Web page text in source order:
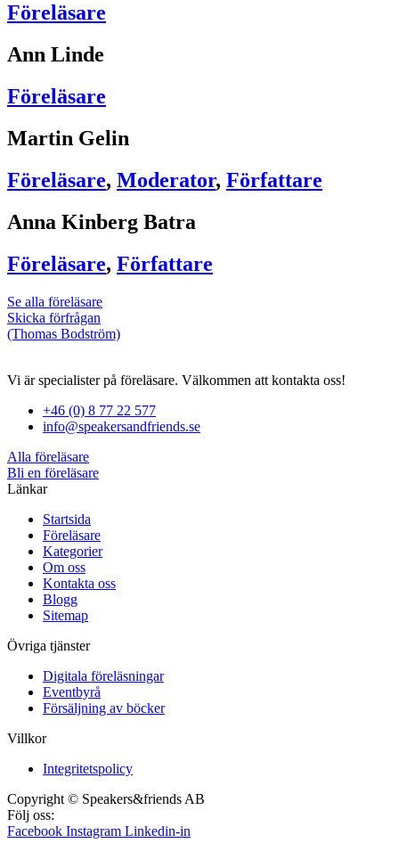
Föreläsare
Ann Linde
Föreläsare
Martin Gelin
Föreläsare, Moderator, Författare
Anna Kinberg Batra
Föreläsare, Författare
Se alla föreläsare
Skicka förfrågan
(Thomas Bodström)
Vi är specialister på föreläsare. Välkommen att kontakta oss!
+46 (0) 8 77 22 577
info@speakersandfriends.se
Alla föreläsare
Bli en föreläsare​
Länkar
Startsida
Föreläsare
Kategorier
Om oss
Kontakta oss
Blogg
Sitemap
Övriga tjänster
Digitala föreläsningar
Eventbyrå
Försäljning av böcker
Villkor
Integritetspolicy
Copyright © Speakers&friends AB
Följ oss:
Facebook Instagram Linkedin-in